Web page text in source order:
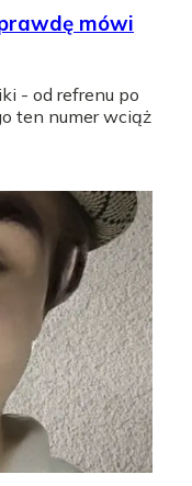
mówi
- od refrenu po
ten numer wciąż